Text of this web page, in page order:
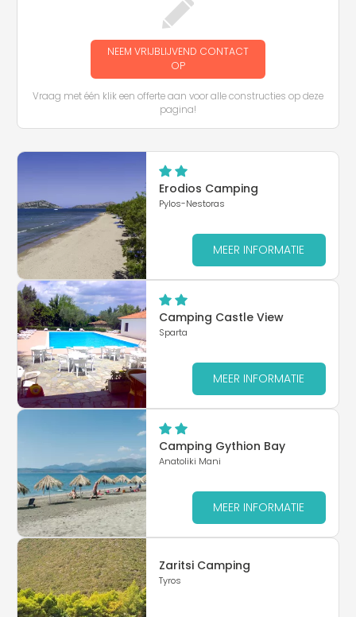
NEEM VRIJBLIJVEND CONTACT
OP
Vraag met één klik een offerte aan voor alle constructies op deze
pagina!
Erodios Camping
Pylos-Nestoras
MEER INFORMATIE
Camping Castle View
Sparta
MEER INFORMATIE
Camping Gythion Bay
Anatoliki Mani
MEER INFORMATIE
Zaritsi Camping
Tyros